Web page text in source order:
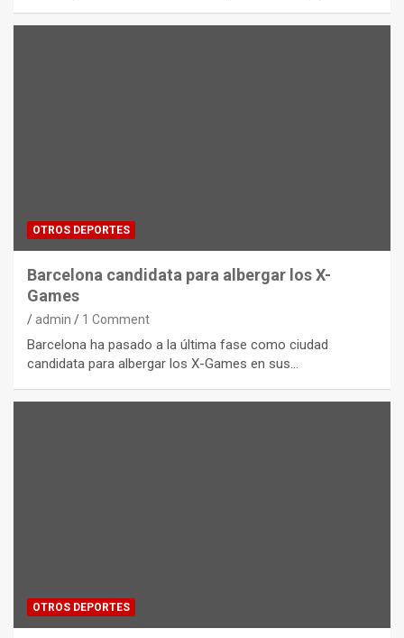
OTROS DEPORTES
Barcelona candidata para albergar los X-
Games
admin 1 Comment
Barcelona ha pasado a la última fase como ciudad
candidata para albergar los X-Games en sus…
OTROS DEPORTES